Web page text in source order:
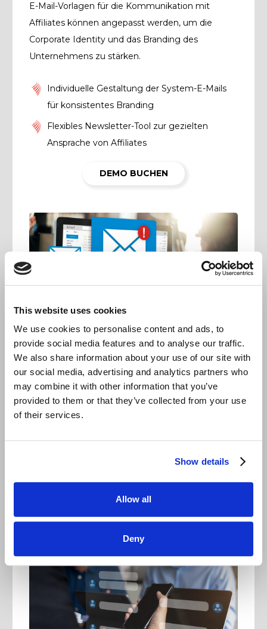
This website uses cookies
We use cookies to personalise content and ads, to
provide social media features and to analyse our traffic.
We also share information about your use of our site with
our social media, advertising and analytics partners who
may combine it with other information that you’ve
provided to them or that they’ve collected from your use
of their services.
Show details
Allow all
Deny
E-Mail-Vorlagen für die Kommunikation mit
Affiliates können angepasst werden, um die
Corporate Identity und das Branding des
Unternehmens zu stärken.
Individuelle Gestaltung der System-E-Mails
für konsistentes Branding
Flexibles Newsletter-Tool zur gezielten
Ansprache von Affiliates
DEMO BUCHEN
und Kampagnen-Updates